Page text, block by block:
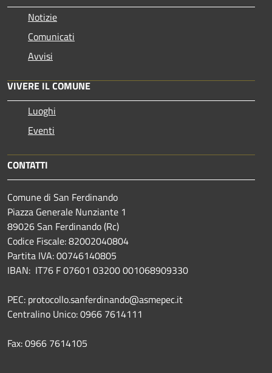
Notizie
Comunicati
Avvisi
VIVERE IL COMUNE
Luoghi
Eventi
CONTATTI
Comune di San Ferdinando
Piazza Generale Nunziante 1
89026 San Ferdinando (Rc)
Codice Fiscale: 82002040804
Partita IVA: 00746140805
IBAN: IT76 F 07601 03200 001068909330
PEC: protocollo.sanferdinando@asmepec.it
Centralino Unico: 0966 7614111
Fax: 0966 7614105